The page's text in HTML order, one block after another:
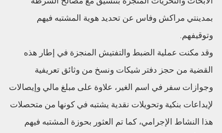
بمدينتي مراكش وفاس عن تحديد هوية المشتبه فيهم
وتوقيفهم.
وقد مكنت عملية الضبط والتفتيش المنجزة في إطار هذه
القضية من حجز دفتر شيكات ونسخ من وثائق تعريفية
وجوازات سفر في اسم الغير، علاوة على مبلغ مالي وإيصالات
لإيداعات بنكية وتحويلات نقدية يشتبه في كونها من متحصلات
هذا النشاط الإجرامي، كما تم العثور بحوزة المشتبه فيهم